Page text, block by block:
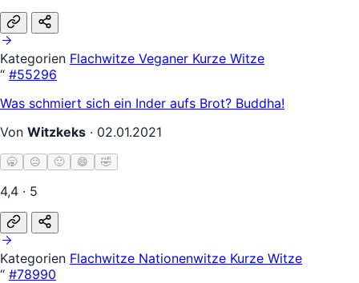
Kategorien Flachwitze Veganer Kurze Witze
“ #55296
Was schmiert sich ein Inder aufs Brot? Buddha!
Von Witzkeks · 02.01.2021
🥱 😐 🙂 😄 🤣
4,4 · 5
Kategorien Flachwitze Nationenwitze Kurze Witze
“ #78990